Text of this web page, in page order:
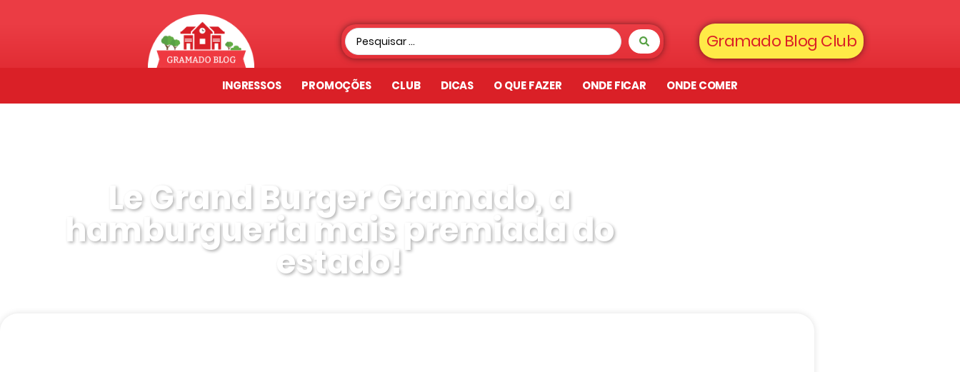
Gramado Blog Club
INGRESSOS PROMOÇÕES CLUB DICAS O QUE FAZER ONDE FICAR ONDE COMER
Le Grand Burger Gramado, a
hamburgueria mais premiada do
estado!